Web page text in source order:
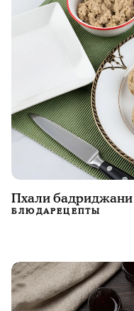
Пхали бадриджани
БЛЮДАРЕЦЕПТЫ